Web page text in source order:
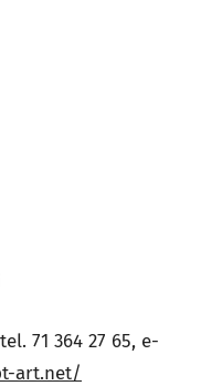
71 364 27 65, e-
art.net/